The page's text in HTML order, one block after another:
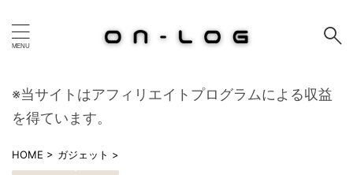
※当サイトはアフィリエイトプログラムによる収益
を得ています。
HOME > ガジェット >